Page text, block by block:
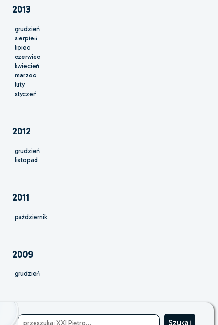
2013
grudzień
sierpień
lipiec
czerwiec
kwiecień
marzec
luty
styczeń
2012
grudzień
listopad
2011
październik
2009
grudzień